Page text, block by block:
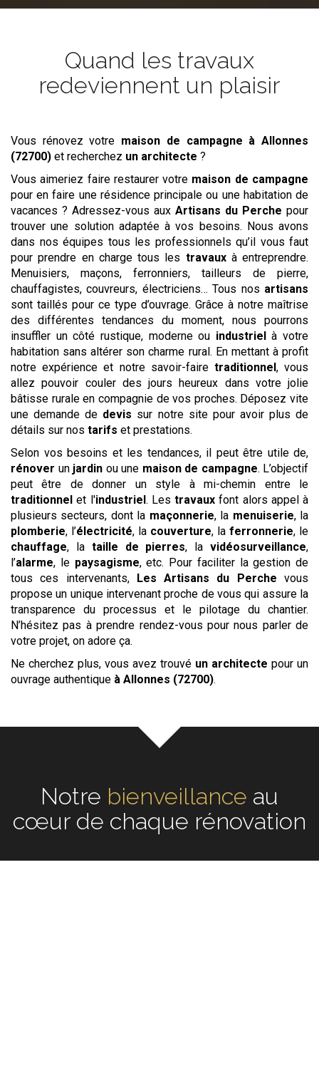
Quand les travaux
redeviennent un plaisir
Vous rénovez votre maison de campagne à Allonnes
(72700) et recherchez un architecte ?
Vous aimeriez faire restaurer votre maison de campagne
pour en faire une résidence principale ou une habitation de
vacances ? Adressez-vous aux Artisans du Perche pour
trouver une solution adaptée à vos besoins. Nous avons
dans nos équipes tous les professionnels qu’il vous faut
pour prendre en charge tous les travauxà entreprendre.
Menuisiers, maçons, ferronniers, tailleurs de pierre,
chauffagistes, couvreurs, électriciens… Tous nos artisans
sont taillés pour ce type d’ouvrage. Grâce à notre maîtrise
des différentes tendances du moment, nous pourrons
insuffler un côté rustique, moderne ou industrielà votre
habitation sans altérer son charme rural. En mettant à profit
notre expérience et notre savoir-faire traditionnel, vous
allez pouvoir couler des jours heureux dans votre jolie
bâtisse rurale en compagnie de vos proches. Déposez vite
une demande de devis sur notre site pour avoir plus de
détails sur nos tarifs et prestations.
Selon vos besoins et les tendances, il peut être utile de,
rénover un jardin ou une maison de campagne. L’objectif
peut être de donner un style à mi-chemin entre le
traditionnel et l'industriel. Les travaux font alors appel à
plusieurs secteurs, dont la maçonnerie, la menuiserie, la
plomberie, l’électricité, la couverture, la ferronnerie, le
chauffage, la taille de pierres, lavidéosurveillance,
l’alarme, le paysagisme, etc. Pour faciliter la gestion de
tous ces intervenants, Les Artisans du Perche vous
propose un unique intervenant proche de vous qui assure la
transparence du processus et le pilotage du chantier.
N’hésitez pas à prendre rendez-vous pour nous parler de
votre projet, on adore ça.
Ne cherchez plus, vous avez trouvé un architecte pour un
ouvrage authentique à Allonnes (72700).
Notreécouteau cœur de
chaque rénovation